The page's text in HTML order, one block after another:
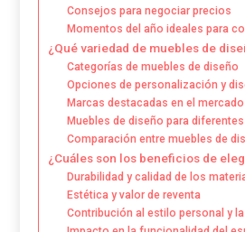
Consejos para negociar precios
Momentos del año ideales para
¿Qué variedad de muebles de
Categorías de muebles de diseño
Opciones de personalización y
Marcas destacadas en el mercado
Muebles de diseño para
Comparación entre muebles de
¿Cuáles son los beneficios de
Durabilidad y calidad de los
Estética y valor de reventa
Contribución al estilo personal y